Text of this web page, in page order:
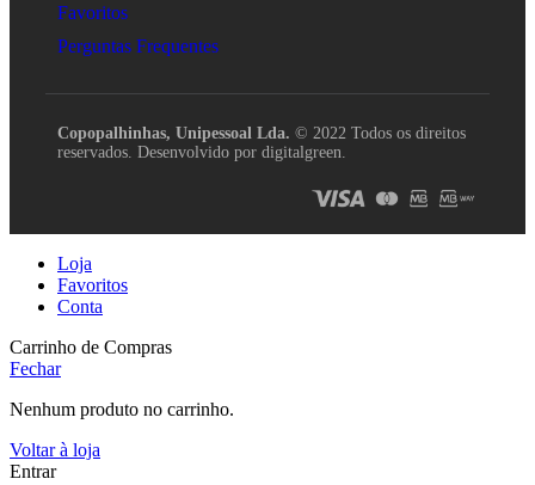
Favoritos
Perguntas Frequentes
Copopalhinhas, Unipessoal Lda. © 2022 Todos os direitos
reservados. Desenvolvido por digitalgreen.
Loja
Favoritos
Conta
Carrinho de Compras
Fechar
Nenhum produto no carrinho.
Voltar à loja
Entrar